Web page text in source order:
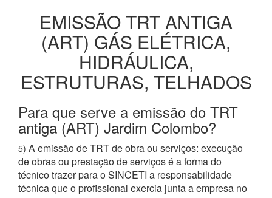
EMISSÃO TRT ANTIGA
(ART) GÁS ELÉTRICA,
HIDRÁULICA,
ESTRUTURAS, TELHADOS
Para que serve a emissão do TRT
antiga (ART) Jardim Colombo?
5) A emissão de TRT de obra ou serviços: execução
de obras ou prestação de serviços é a forma do
técnico trazer para o SINCETI a responsabilidade
técnica que o profissional exercia junta a empresa no